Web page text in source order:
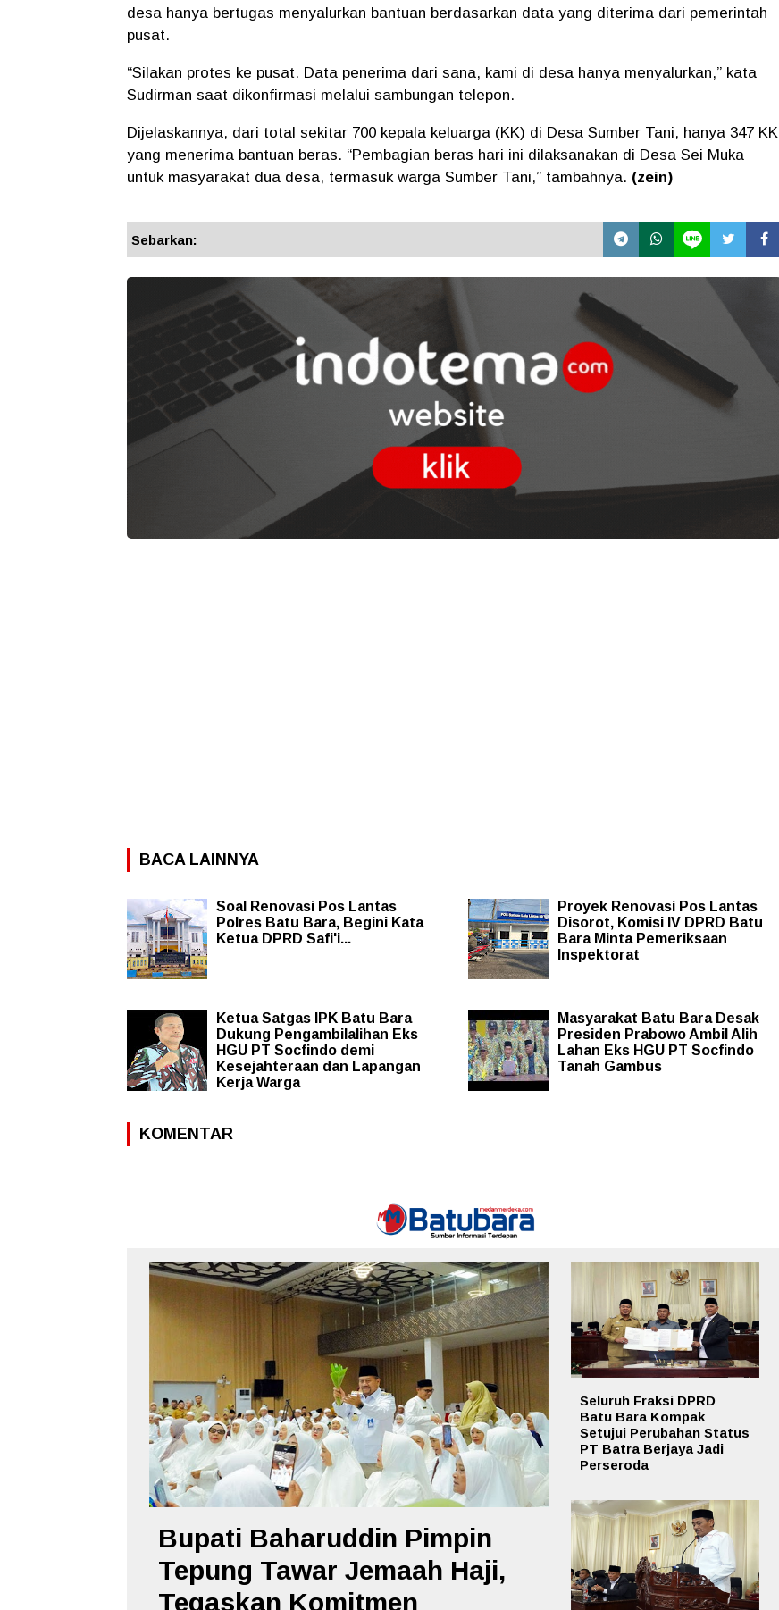
desa hanya bertugas menyalurkan bantuan berdasarkan data yang diterima dari pemerintah
pusat.
“Silakan protes ke pusat. Data penerima dari sana, kami di desa hanya menyalurkan,” kata
Sudirman saat dikonfirmasi melalui sambungan telepon.
Dijelaskannya, dari total sekitar 700 kepala keluarga (KK) di Desa Sumber Tani, hanya 347 KK
yang menerima bantuan beras. “Pembagian beras hari ini dilaksanakan di Desa Sei Muka
untuk masyarakat dua desa, termasuk warga Sumber Tani,” tambahnya. (zein)
Sebarkan:
BACA LAINNYA
Soal Renovasi Pos Lantas
Polres Batu Bara, Begini Kata
Ketua DPRD Safi'i...
Proyek Renovasi Pos Lantas
Disorot, Komisi IV DPRD Batu
Bara Minta Pemeriksaan
Inspektorat
Ketua Satgas IPK Batu Bara
Dukung Pengambilalihan Eks
HGU PT Socfindo demi
Kesejahteraan dan Lapangan
Kerja Warga
Masyarakat Batu Bara Desak
Presiden Prabowo Ambil Alih
Lahan Eks HGU PT Socfindo
Tanah Gambus
KOMENTAR
Bupati Baharuddin Pimpin
Tepung Tawar Jemaah Haji,
Tegaskan Komitmen
Seluruh Fraksi DPRD
Batu Bara Kompak
Setujui Perubahan Status
PT Batra Berjaya Jadi
Perseroda